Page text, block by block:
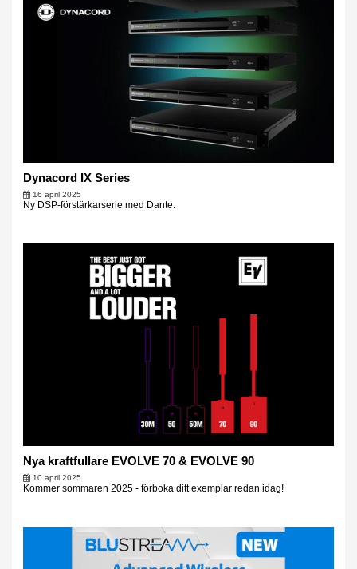
Dynacord IX Series
16 april 2025
Ny DSP-förstärkarserie med Dante.
Nya kraftfullare EVOLVE 70 & EVOLVE 90
10 april 2025
Kommer sommaren 2025 - förboka ditt exemplar redan idag!